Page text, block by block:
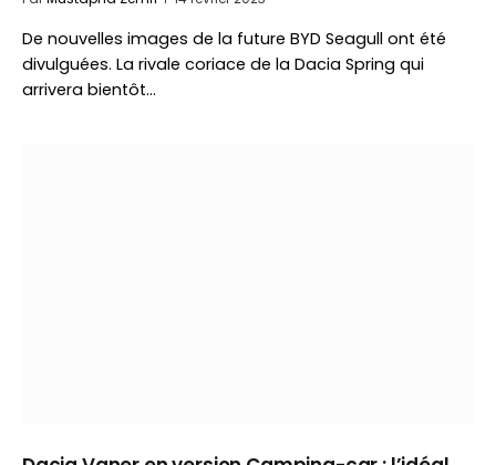
De nouvelles images de la future BYD Seagull ont été
divulguées. La rivale coriace de la Dacia Spring qui
arrivera bientôt…